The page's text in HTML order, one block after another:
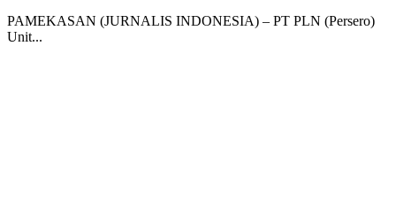
PAMEKASAN (JURNALIS INDONESIA) – PT PLN (Persero)
Unit...